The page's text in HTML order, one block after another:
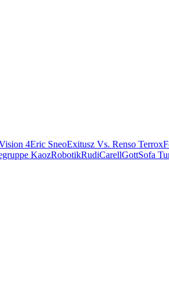
4Eric SneoExitusz Vs. Renso Terrox
KaozRobotikRudiCarellGottSofa